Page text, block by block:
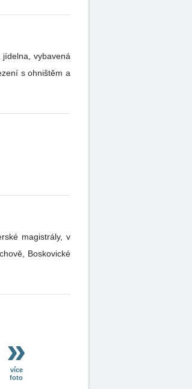
vybavená
magistrály, v
Boskovické
»
více
foto